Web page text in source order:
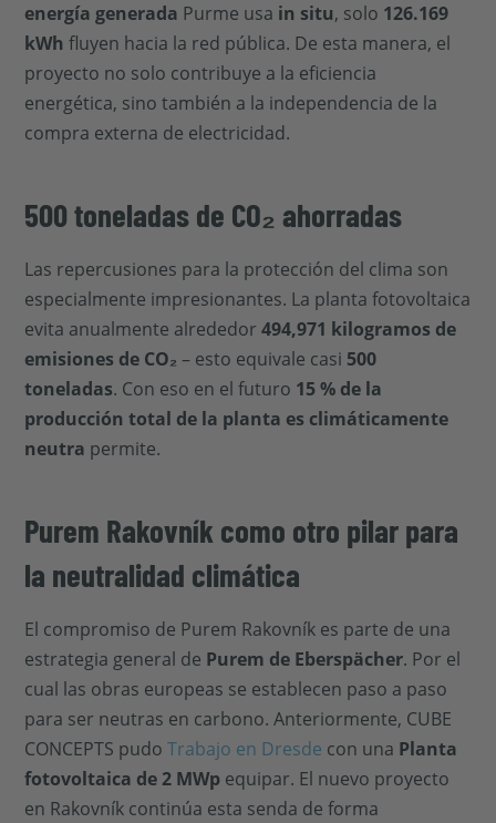
energía generada Purme usa in situ, solo 126.169
kWh fluyen hacia la red pública. De esta manera, el
proyecto no solo contribuye a la eficiencia
energética, sino también a la independencia de la
compra externa de electricidad.
500 toneladas de CO₂ ahorradas
Las repercusiones para la protección del clima son
especialmente impresionantes. La planta fotovoltaica
evita anualmente alrededor494,971 kilogramos de
emisiones de CO₂ – esto equivale casi 500
toneladas. Con eso en el futuro 15 % de la
producción total de la planta es climáticamente
neutra permite.
Purem Rakovník como otro pilar para
la neutralidad climática
El compromiso de Purem Rakovník es parte de una
estrategia general de Purem de Eberspächer. Por el
cual las obras europeas se establecen paso a paso
para ser neutras en carbono. Anteriormente, CUBE
CONCEPTS pudoTrabajo en Dresde con una Planta
fotovoltaica de 2 MWp equipar. El nuevo proyecto
en Rakovník continúa esta senda de forma